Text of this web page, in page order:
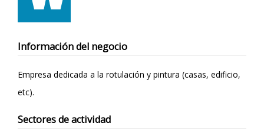
Información del negocio
Empresa dedicada a la rotulación y pintura (casas, edificio,
etc).
Sectores de actividad